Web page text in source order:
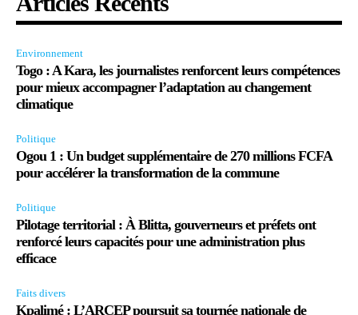
Environnement
Togo : A Kara, les journalistes renforcent leurs compétences
pour mieux accompagner l’adaptation au changement
climatique
Politique
Ogou 1 : Un budget supplémentaire de 270 millions FCFA
pour accélérer la transformation de la commune
Politique
Pilotage territorial : À Blitta, gouverneurs et préfets ont
renforcé leurs capacités pour une administration plus
efficace
Faits divers
Kpalimé : L’ARCEP poursuit sa tournée nationale de